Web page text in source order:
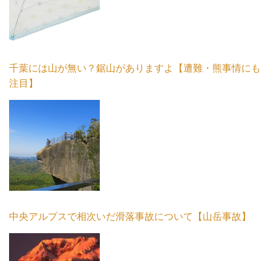
千葉には山が無い？鋸山がありますよ【遭難・熊事情にも
注目】
中央アルプスで相次いだ滑落事故について【山岳事故】